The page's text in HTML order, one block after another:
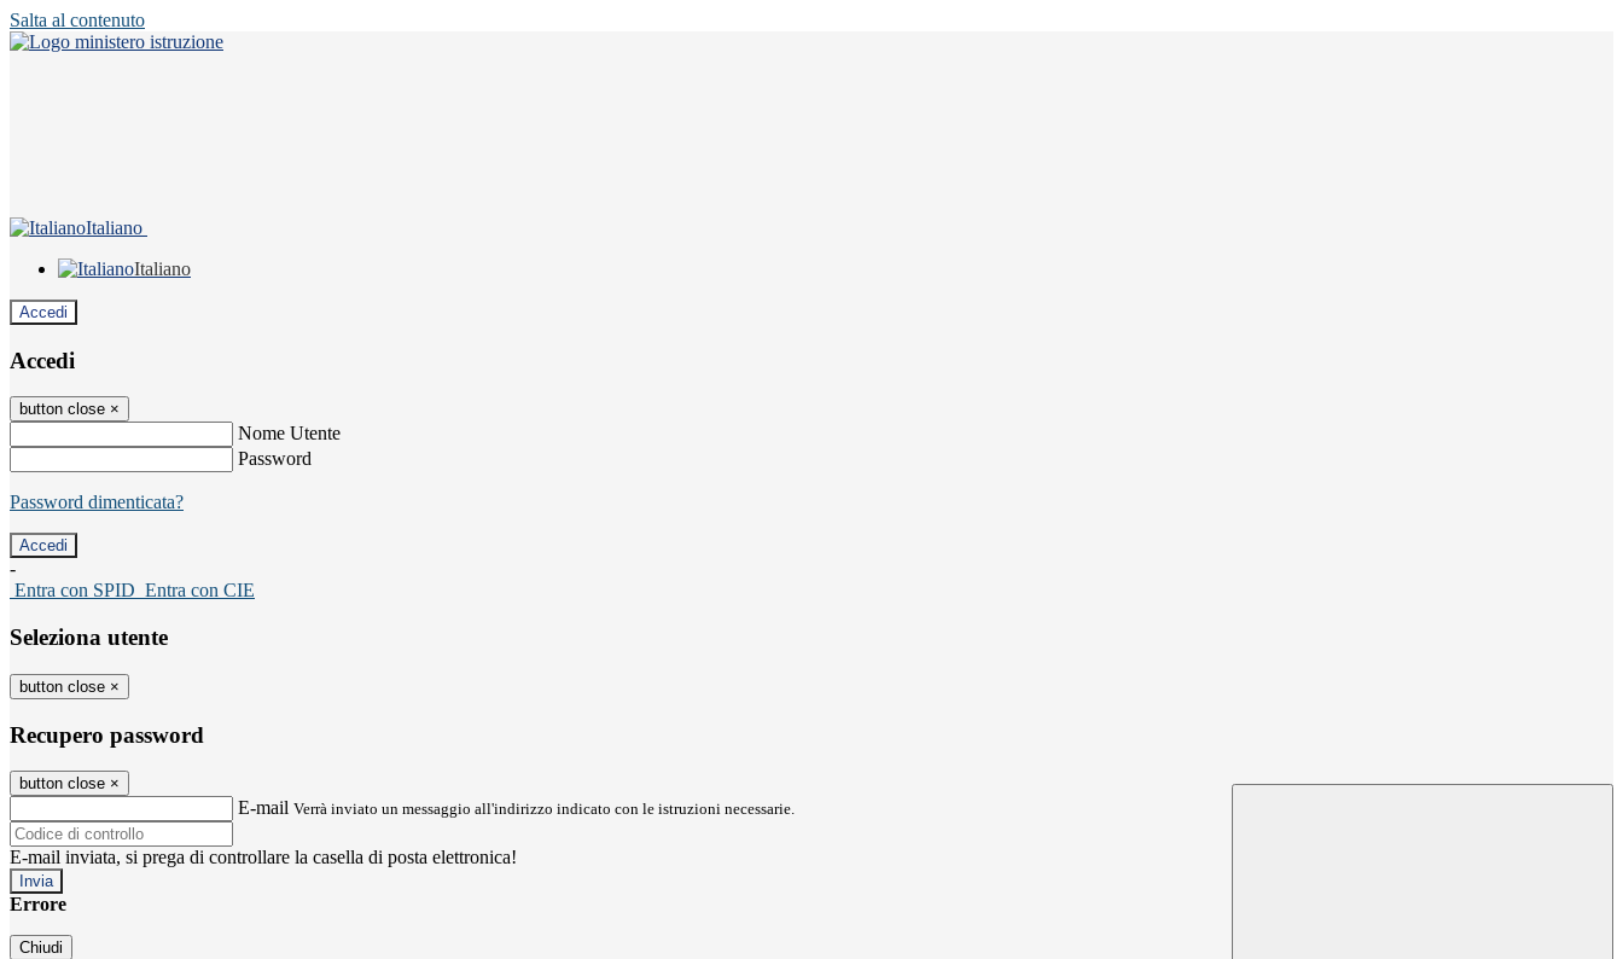
Salta al contenuto
Italiano
Italiano
Accedi
Accedi
button close ×
Nome Utente
Password
Password dimenticata?
-
Entra con SPID Entra con CIE
Seleziona utente
button close ×
Recupero password
button close ×
E-mail Verrà inviato un messaggio all'indirizzo indicato con le istruzioni necessarie.
E-mail inviata, si prega di controllare la casella di posta elettronica!
Errore
Chiudi